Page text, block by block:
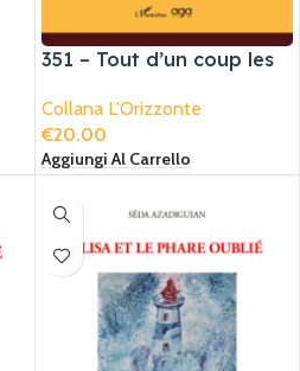
351 – Tout d’un coup les
stelle
Collana L'Orizzonte
€20.00
Aggiungi Al Carrello